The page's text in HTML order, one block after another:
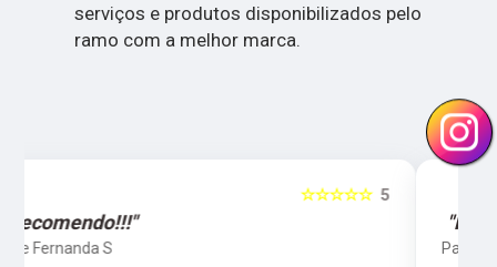
serviços e produtos disponibilizados pelo
ramo com a melhor marca.
☆☆☆☆☆
"Recomendo!!!"
Patricia Fagundes